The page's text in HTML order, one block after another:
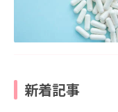
新着記事